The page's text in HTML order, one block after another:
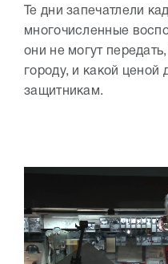
Те дни запечатлели
многочисленные
они не могут
городу, и какой ценой
защитникам.